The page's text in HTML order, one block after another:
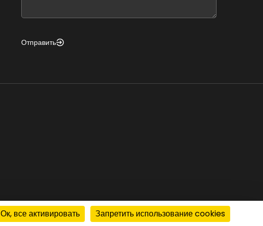
Отправить
Ок, все активировать
Запретить использование cookies